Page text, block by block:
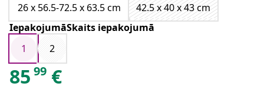
26 x 56.5-72.5 x 63.5 cm
42.5 x 40 x 43 cm
IepakojumāSkaits iepakojumā
1
2
85 99 €